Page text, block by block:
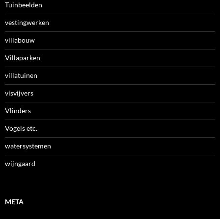
Tuinbeelden
vestingwerken
villabouw
Villaparken
villatuinen
visvijvers
Vlinders
Vogels etc.
watersystemen
wijngaard
META